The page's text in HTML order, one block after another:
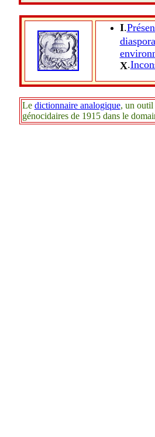
I.
diaspora
X.
Le dictionnaire analogique, un outil
génocidaires de 1915 dans le